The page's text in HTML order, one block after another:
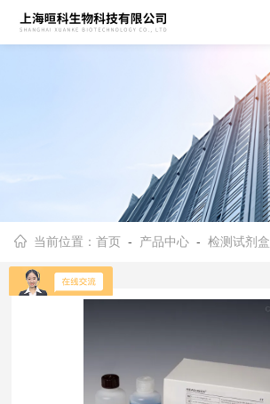
当前位置：首页 - 产品中心 -检测试剂盒